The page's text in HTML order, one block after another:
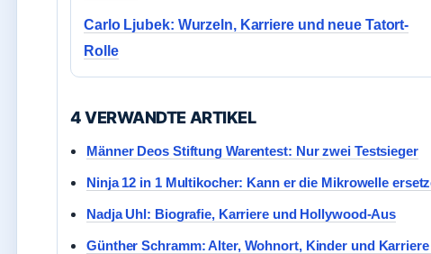
Carlo Ljubek: Wurzeln, Karriere und neue Tatort-
Rolle
4 VERWANDTE ARTIKEL
Männer Deos Stiftung Warentest: Nur zwei Testsieger
Ninja 12 in 1 Multikocher: Kann er die Mikrowelle
Nadja Uhl: Biografie, Karriere und Hollywood-Aus
Günther Schramm: Alter, Wohnort, Kinder und Karriere